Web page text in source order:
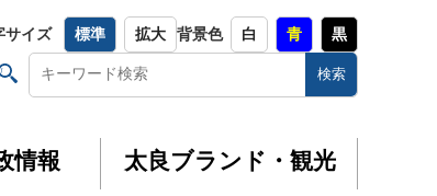
サイズ 標準 拡大 背景色 白 青 黒
情報 太良ブランド・観光